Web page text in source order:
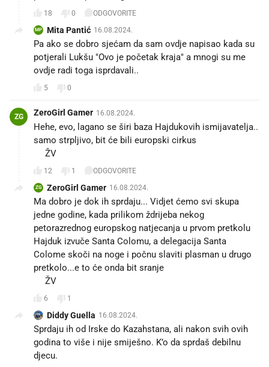
18 0 ODGOVORITE
MP Mita Pantić 16.08.2024.
Pa ako se dobro sjećam da sam ovdje napisao kada su
potjerali Lukšu "Ovo je početak kraja" a mnogi su me
ovdje radi toga isprdavali..
5 0
ZG ZeroGirl Gamer 16.08.2024.
Hehe, evo, lagano se širi baza Hajdukovih ismijavatelja..
samo strpljivo, bit će bili europski cirkus 🤣🤣🤣
🤡ŽV
12 1 ODGOVORITE
ZG ZeroGirl Gamer 16.08.2024.
Ma dobro je dok ih sprdaju... Vidjet ćemo svi skupa
jedne godine, kada prilikom ždrijeba nekog
petorazrednog europskog natjecanja u prvom pretkolu
Hajduk izvuče Santa Colomu, a delegacija Santa
Colome skoči na noge i počnu slaviti plasman u drugo
pretkolo...e to će onda bit sranje
🤡ŽV
6 1
Diddy Guella 16.08.2024.
Sprdaju ih od Irske do Kazahstana, ali nakon svih ovih
godina to više i nije smiješno. K’o da sprdaš debilnu
djecu.